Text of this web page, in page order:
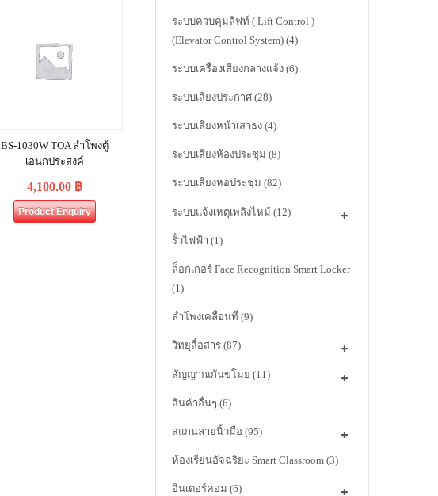
BS-1030W TOA ลำโพงตู้
เอนกประสงค์
4,100.00 ฿
Product Enquiry
ระบบควบคุมลิฟท์ ( Lift Control )
(Elevator Control System) (4)
ระบบเครื่องเสียงกลางแจ้ง (6)
ระบบเสียงประกาศ (28)
ระบบเสียงหน้าเสาธง (4)
ระบบเสียงห้องประชุม (8)
ระบบเสียงหอประชุม (82)
ระบบแจ้งเหตุเพลิงไหม้ (12)
รั้วไฟฟ้า (1)
ล็อกเกอร์ Face Recognition Smart Locker
(1)
ลำโพงเคลื่อนที่ (9)
วิทยุสื่อสาร (87)
สัญญาณกันขโมย (11)
สินค้าอื่นๆ (6)
สแกนลายนิ้วมือ (95)
ห้องเรียนอัจฉริยะ Smart Classroom (3)
อินเตอร์คอม (6)